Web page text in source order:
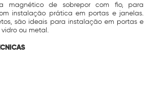
magnético de sobrepor com fio, para
instalação prática em portas e janelas.
são ideais para instalação em portas e
ou metal.